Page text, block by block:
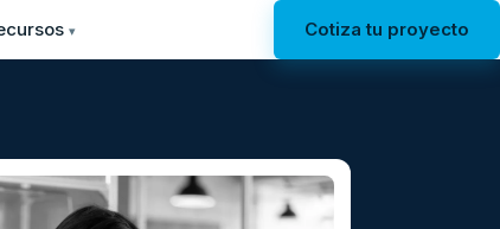
▾ Cotiza tu proyecto